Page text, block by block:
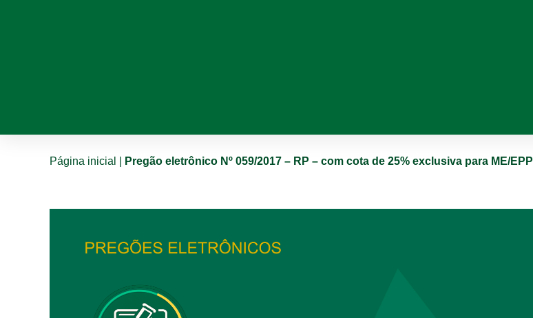
Página inicial Pregão eletrônico Nº 059/2017 – RP – com cota de 25% exclusiva para ME/EPP